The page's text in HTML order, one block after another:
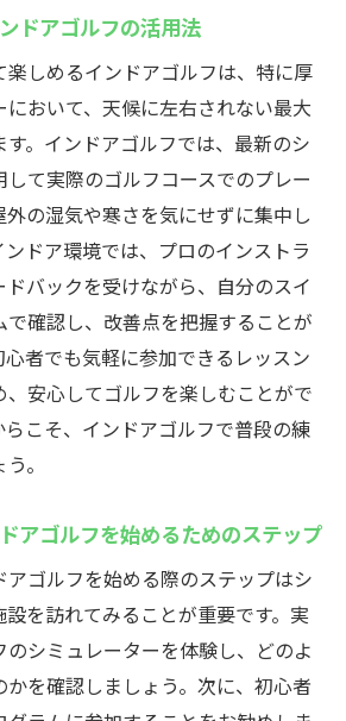
ゴルフスキル向上プログラム
充実したサービス
体験を共有する方法
厚木市鳶尾のインドアゴルフ施
ンドアゴルフの不安を解消する
インドアゴルフの楽しみ方
ルフを始める際に必要な準備
学ぶべき基本的なスイング技術
クターのサポートを活用する方
ゴルフ練習！厚木市鳶尾のイン
インドアゴルフの利点
されない練習のメリット
ンドア施設を活用した練習法
ドアゴルフの活用法
楽しめるインドアゴルフは、特に厚
おいて、天候に左右されない最大
。インドアゴルフでは、最新のシ
て実際のゴルフコースでのプレー
の湿気や寒さを気にせずに集中し
ドア環境では、プロのインストラ
バックを受けながら、自分のスイ
で確認し、改善点を把握することが
者でも気軽に参加できるレッスン
安心してゴルフを楽しむことがで
らこそ、インドアゴルフで普段の練
。
アゴルフを始めるためのステップ
ゴルフを始める際のステップはシ
を訪れてみることが重要です。実
シミュレーターを体験し、どのよ
かを確認しましょう。次に、初心者